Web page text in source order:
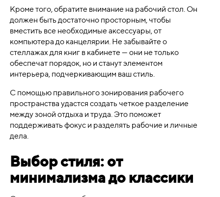
Кроме того, обратите внимание на рабочий стол. Он
должен быть достаточно просторным, чтобы
вместить все необходимые аксессуары, от
компьютера до канцелярии. Не забывайте о
стеллажах для книг в кабинете — они не только
обеспечат порядок, но и станут элементом
интерьера, подчеркивающим ваш стиль.
С помощью правильного зонирования рабочего
пространства удастся создать четкое разделение
между зоной отдыха и труда. Это поможет
поддерживать фокус и разделять рабочие и личные
дела.
Выбор стиля: от
минимализма до классики